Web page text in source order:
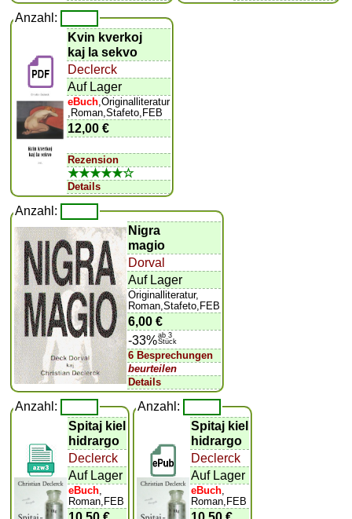
Anzahl:
Kvin kverkoj
kaj la sekvo
Declerck
Auf Lager
eBuch ,Originalliteratur
,Roman,Stafeto,FEB
12,00 €
Rezension
★★★★★☆
Details
Anzahl:
Nigra
magio
Dorval
Auf Lager
Originalliteratur,
Roman,Stafeto,FEB
6,00 €
-33%ab 3
Stück
6 Besprechungen
beurteilen
Details
Anzahl:
Spitaj kiel
hidrargo
Declerck
Auf Lager
eBuch
Roman,FEB
Anzahl:
Spitaj kiel
hidrargo
Declerck
Auf Lager
eBuch
Roman,FEB